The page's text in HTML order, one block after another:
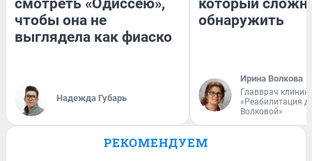
смотреть «Одиссею»,
чтобы она не
выглядела как фиаско
Надежда Губарь
который
обнаружить
Ирина Волкова
Главврач
«Реабилитация
Волковой»
РЕКОМЕНДУЕМ